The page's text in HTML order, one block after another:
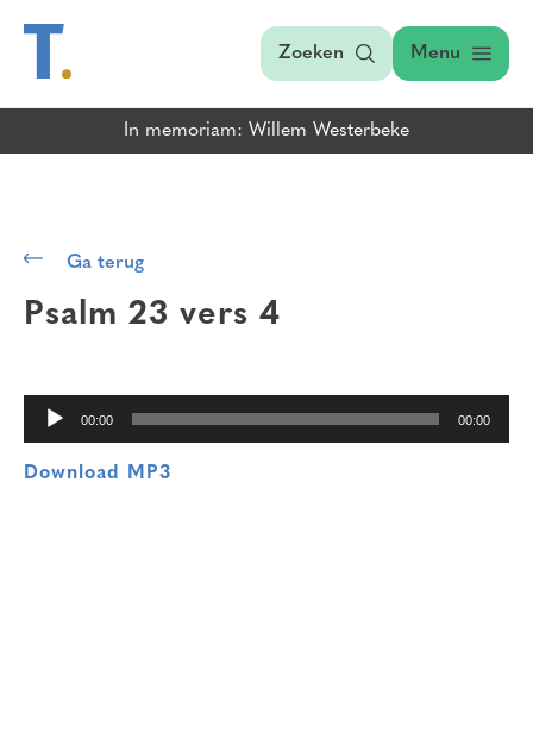
Zoeken Menu
In memoriam: Willem Westerbeke
Ga terug
Psalm 23 vers 4
00:00 00:00
Download MP3